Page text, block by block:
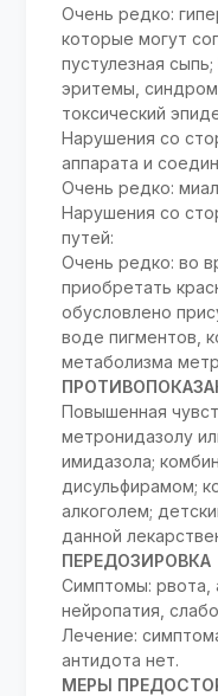
Очень редко:
которые могут
пустулезная
эритемы,
токсический
Нарушения со
аппарата и
Очень редко:
Нарушения со
путей:
Очень редко: во
приобретать
обусловлено
воде пигментов,
метаболизма
Повышенная
метронидазолу
имидазола;
дисульфирамом;
алкоголем;
данной
ПЕРЕДОЗИРОВКА
Симптомы: рвота,
нейропатия,
Лечение:
антидота нет.
МЕРЫ